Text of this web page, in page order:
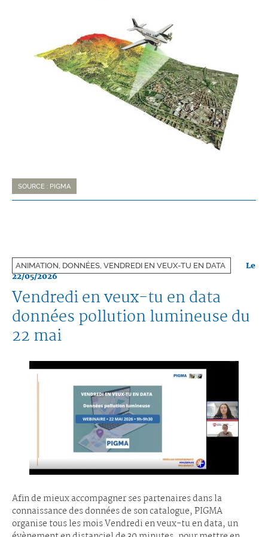
SOURCE : PIGMA
ANIMATION, DONNÉES, VENDREDI EN VEUX-TU EN DATA
Le
22/05/2026
Vendredi en veux-tu en data
données pollution lumineuse du
22 mai
Afin de mieux accompagner ses partenaires dans la
connaissance des données de son catalogue, PIGMA
organise tous les mois Vendredi en veux-tu en data, un